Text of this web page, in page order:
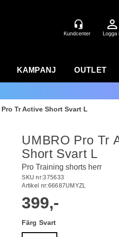
Logga
KAMPANJ OUTLET
Pro Tr Active Short Svart L
UMBRO Pro Tr
Short Svart L
Pro Training shorts herr
SKU nr:375633
Artikel nr:66687UMYZL
399,-
Färg Svart